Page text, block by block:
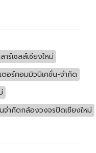
ร์เซลล์เชียงใหม่
ตอร์คอมมิวนิเคชั่น-จำกัด
ำกัดกล้องวงจรปิดเชียงใหม่